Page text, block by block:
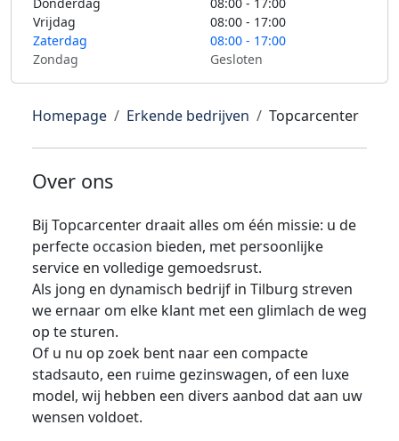
Vrijdag
08:00 - 17:00
Zaterdag
08:00 - 17:00
Zondag
Gesloten
Homepage Erkende bedrijven Topcarcenter
Over ons
Bij Topcarcenter draait alles om één missie: u de
perfecte occasion bieden, met persoonlijke
service en volledige gemoedsrust.
Als jong en dynamisch bedrijf in Tilburg streven
we ernaar om elke klant met een glimlach de weg
op te sturen.
Of u nu op zoek bent naar een compacte
stadsauto, een ruime gezinswagen, of een luxe
model, wij hebben een divers aanbod dat aan uw
wensen voldoet.